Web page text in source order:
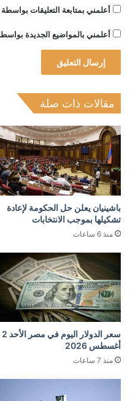
أعلمني بمتابعة التعليقات بواسطة
أعلمني بالمواضيع الجديدة بواسطة
مقالات ذات صلة
باشينيان يعلن حل الحكومة لإعادة
تشكيلها بموجب الانتخابات
منذ 6 ساعات
سعر الدولار اليوم في مصر الأحد 2
أغسطس 2026
منذ 7 ساعات